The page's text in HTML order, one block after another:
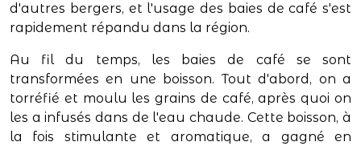
d'autres bergers, et l'usage des baies de café s'est
rapidement répandu dans la région.
Au fil du temps, les baies de café se sont
transformées en une boisson. Tout d'abord, on a
torréfié et moulu les grains de café, après quoi on
les a infusés dans de l'eau chaude. Cette boisson, à
la fois stimulante et aromatique, a gagné en